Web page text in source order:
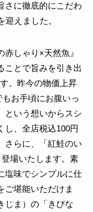
さに徹底的にこだわ
えました。
しゃり×天然魚』
ことで旨みを引き出
。昨今の物価上昇
もお手頃にお腹いっ
という想いからスシ
し、全店税込100円
さらに、「紅鮭のい
場いたします。素
塩味でシンプルに仕
ご堪能いただけま
じま）の「きびな